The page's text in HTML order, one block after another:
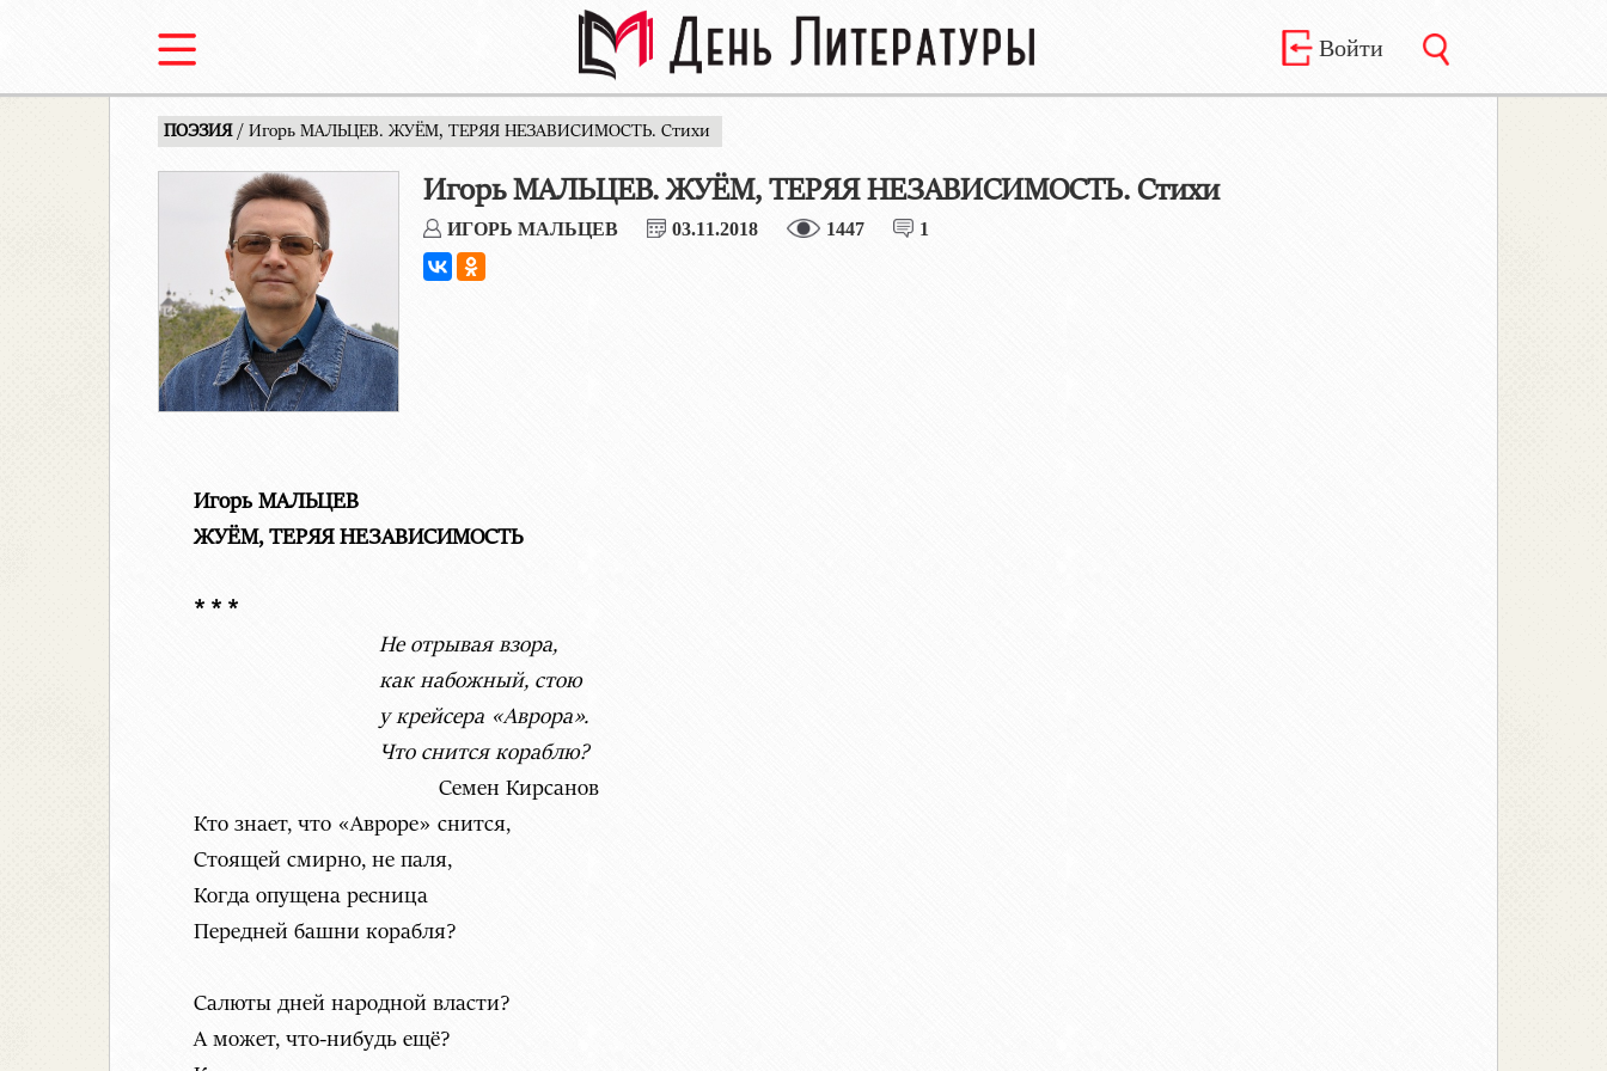
Войти
ПОЭЗИЯ / Игорь МАЛЬЦЕВ. ЖУЁМ, ТЕРЯЯ НЕЗАВИСИМОСТЬ. Стихи
Игорь МАЛЬЦЕВ. ЖУЁМ, ТЕРЯЯ НЕЗАВИСИМОСТЬ. Стихи
ИГОРЬ МАЛЬЦЕВ 03.11.2018 1447 1
Игорь МАЛЬЦЕВ
ЖУЁМ, ТЕРЯЯ НЕЗАВИСИМОСТЬ
* * *
Не отрывая взора,
как набожный, стою
у крейсера «Аврора».
Что снится кораблю?
Семен Кирсанов
Кто знает, что «Авроре» снится,
Стоящей смирно, не паля,
Когда опущена ресница
Передней башни корабля?
Салюты дней народной власти?
А может, что-нибудь ещё?